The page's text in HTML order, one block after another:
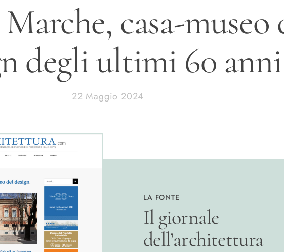
casa-museo
degli ultimi 60 anni
22 Maggio 2024
LA FONTE
Il giornale
dell’architettura